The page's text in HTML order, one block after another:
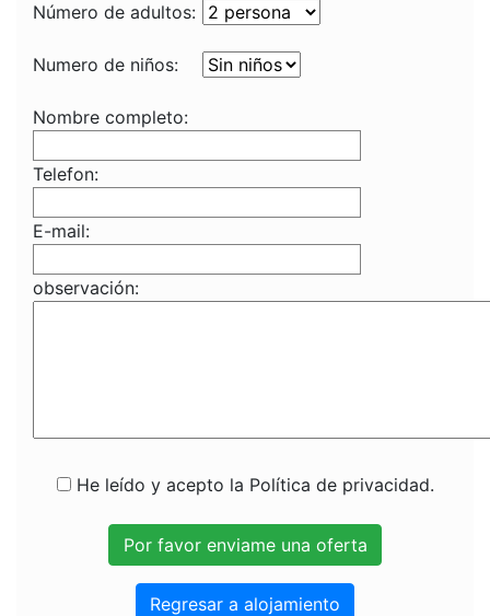
Número de adultos:
Numero de niños:
Nombre completo:
Telefon:
E-mail:
observación:
He leído y acepto la Política de privacidad.
Regresar a alojamiento